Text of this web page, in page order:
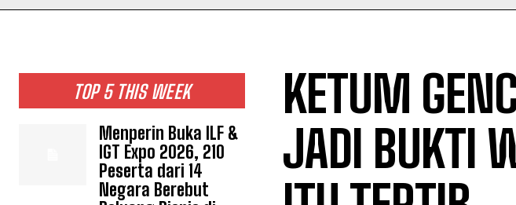
TOP 5 THIS WEEK
Menperin Buka ILF &
IGT Expo 2026, 210
Peserta dari 14
Negara Berebut
KETUM
JADI BUKTI